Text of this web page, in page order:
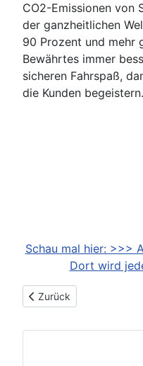
CO2-Emissionen von
der ganzheitlichen
90 Prozent und mehr
Bewährtes immer
sicheren Fahrspaß,
die Kunden begeistern.
Schau mal hier: >>>
Dort wird
Vorheriger Beitrag:
Zurück